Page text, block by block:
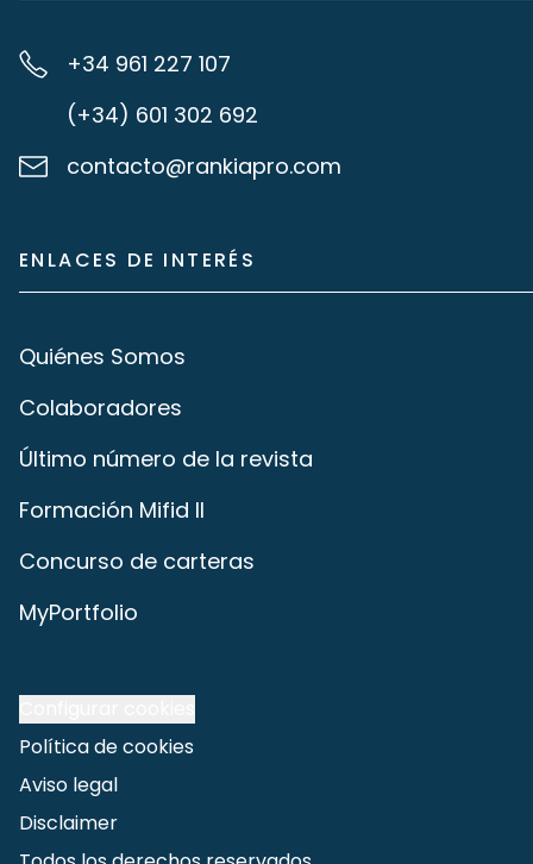
+34 961 227 107
(+34) 601 302 692
contacto@rankiapro.com
ENLACES DE INTERÉS
Quiénes Somos
Colaboradores
Último número de la revista
Formación Mifid II
Concurso de carteras
MyPortfolio
Política de cookies
Aviso legal
Disclaimer